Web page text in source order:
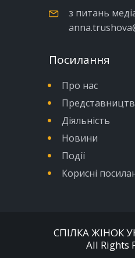
з питань
Посилання
Про нас
Діяльність
Новини
Події
Корисні
СПІЛКА ЖІНОК
All Rights